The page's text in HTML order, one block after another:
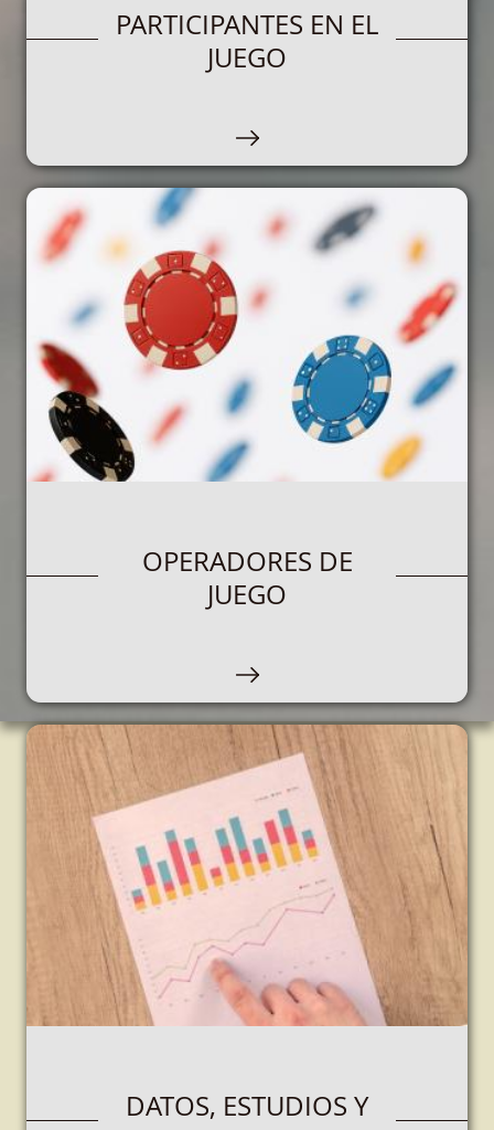
PARTICIPANTES EN EL
JUEGO
JUEGO
participen en juegos, loterías y apuestas, rifas,
concursos, o cualquier otro juego de azar.
OPERADORES DE
JUEGO
JUEGO
DATOS, ESTUDIOS Y